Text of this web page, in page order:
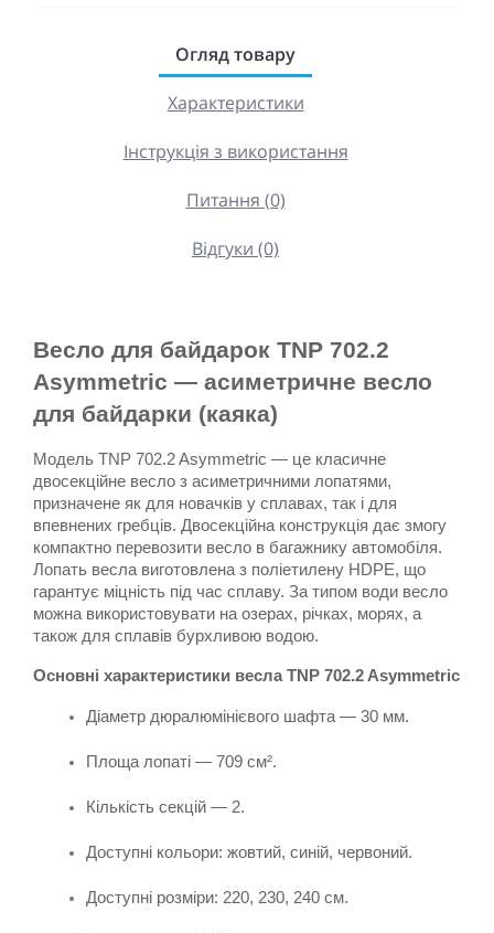
Огляд товару
Характеристики
Інструкція з використання
Питання (0)
Відгуки (0)
Весло для байдарок TNP 702.2
Asymmetric — асиметричне весло
для байдарки (каяка)
Модель TNP 702.2 Asymmetric — це класичне
двосекційне весло з асиметричними лопатями,
призначене як для новачків у сплавах, так і для
впевнених гребців. Двосекційна конструкція дає змогу
компактно перевозити весло в багажнику автомобіля.
Лопать весла виготовлена з поліетилену HDPE, що
гарантує міцність під час сплаву. За типом води весло
можна використовувати на озерах, річках, морях, а
також для сплавів бурхливою водою.
Основні характеристики весла TNP 702.2 Asymmetric
Діаметр дюралюмінієвого шафта — 30 мм.
Площа лопаті — 709 см².
Кількість секцій — 2.
Доступні кольори: жовтий, синій, червоний.
Доступні розміри: 220, 230, 240 см.